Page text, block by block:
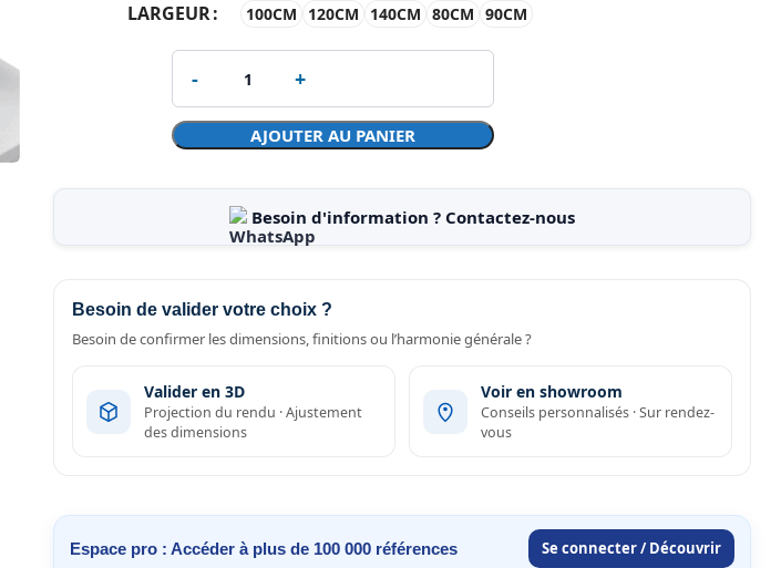
LARGEUR 100CM 120CM 140CM 80CM 90CM
AJOUTER AU PANIER
Besoin d'information ? Contactez-nous
Besoin de valider votre choix ?
Besoin de confirmer les dimensions, finitions ou l’harmonie générale ?
Valider en 3D
Projection du rendu · Ajustement
des dimensions
Voir en showroom
Conseils personnalisés · Sur rendez-
vous
Espace pro : Accéder à plus de 100 000 références Se connecter / Découvrir